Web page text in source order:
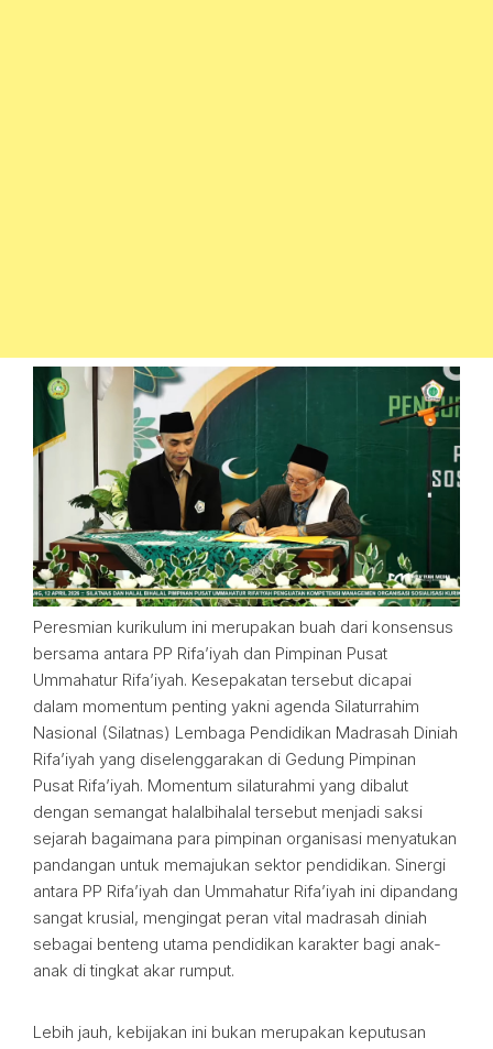
Peresmian kurikulum ini merupakan buah dari konsensus
bersama antara PP Rifa’iyah dan Pimpinan Pusat
Ummahatur Rifa’iyah. Kesepakatan tersebut dicapai
dalam momentum penting yakni agenda Silaturrahim
Nasional (Silatnas) Lembaga Pendidikan Madrasah Diniah
Rifa’iyah yang diselenggarakan di Gedung Pimpinan
Pusat Rifa’iyah. Momentum silaturahmi yang dibalut
dengan semangat halalbihalal tersebut menjadi saksi
sejarah bagaimana para pimpinan organisasi menyatukan
pandangan untuk memajukan sektor pendidikan. Sinergi
antara PP Rifa’iyah dan Ummahatur Rifa’iyah ini dipandang
sangat krusial, mengingat peran vital madrasah diniah
sebagai benteng utama pendidikan karakter bagi anak-
anak di tingkat akar rumput.
Lebih jauh, kebijakan ini bukan merupakan keputusan